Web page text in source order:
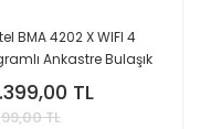
BMA 4202 X WIFI 4
Ankastre Bulaşık
TL
TL